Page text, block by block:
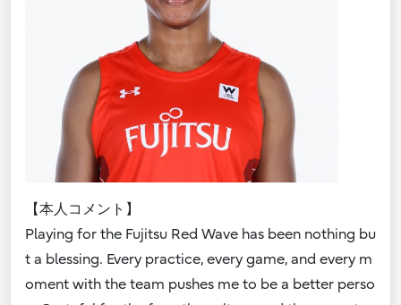
【本人コメント】
Playing for the Fujitsu Red Wave has been nothing bu
t a blessing. Every practice, every game, and every m
oment with the team pushes me to be a better perso